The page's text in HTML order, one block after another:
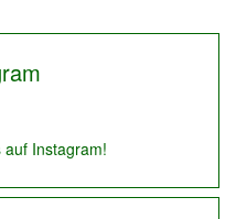
auf Instagram!